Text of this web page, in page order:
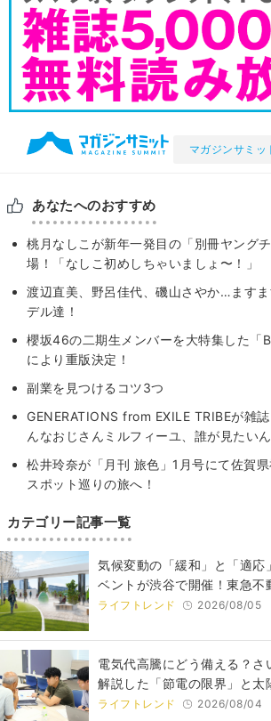
マガジンサミッ
あなたへのおすすめ
桃月なしこが新年一発目の「別冊ヤング
場！「なしこ初めしちゃいましょ〜！」
渡辺直美、野呂佳代、磯山さやか…ます
デル達！
櫻坂46の二期生メンバーを大特集した「
により重版決定！
副業を見つけるコツ3つ
GENERATIONS from EXILE TRIBEが雑
んなおじさんミルフィーユ、誰が見たい
松井玲奈が「月刊 旅色」1月号にて佐賀
スポット巡りの旅へ！
カテゴリー記事一覧
気候変動の「緩和」と「適応
ベントが渋谷で開催！東急不
ライフトレンド 2026/08/05
電気代高騰にどう備える？さ
解説した「節電の限界」と太
ライフトレンド 2026/08/04